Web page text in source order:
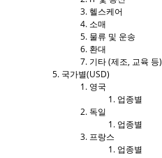
헬스케어
소매
물류 및 운송
환대
기타 (제조, 교육 등)
국가별(USD)
영국
업종별
독일
업종별
프랑스
업종별